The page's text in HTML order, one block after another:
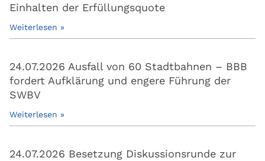
Einhalten der Erfüllungsquote
Weiterlesen »
24.07.2026 Ausfall von 60 Stadtbahnen – BBB
fordert Aufklärung und engere Führung der
SWBV
Weiterlesen »
24.07.2026 Besetzung Diskussionsrunde zur